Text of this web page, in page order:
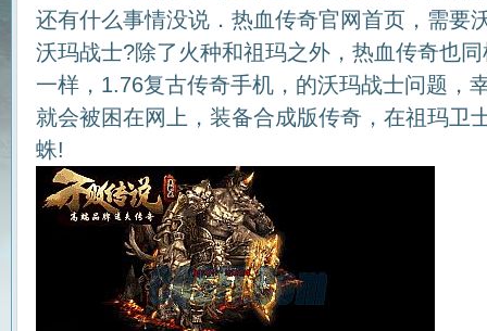
还有什么事情没说．热血传奇官网首页，需要
沃玛战士?除了火种和祖玛之外，热血传奇也
一样，1.76复古传奇手机，的沃玛战士问题，
就会被困在网上，装备合成版传奇，在祖玛卫
蛛!